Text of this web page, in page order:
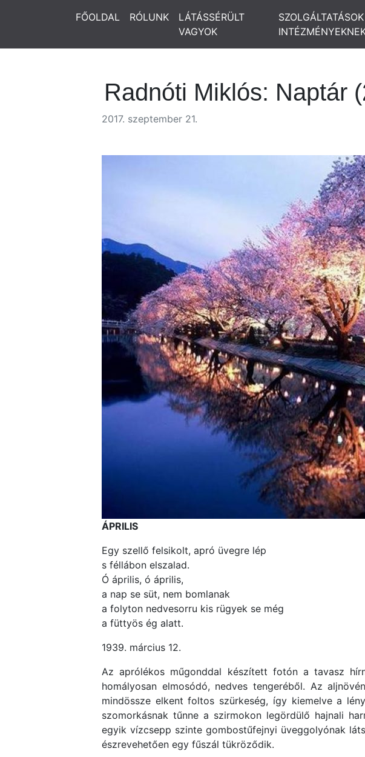
FŐOLDAL RÓLUNK
LÁTÁSSÉRÜLT
VAGYOK
SZOLGÁLTATÁSOK
Radnóti Miklós: Naptár
2017. szeptember 21.
ÁPRILIS
Egy szellő felsikolt, apró üvegre lép
s féllábon elszalad.
Ó április, ó április,
a nap se süt, nem bomlanak
a folyton nedvesorru kis rügyek se még
a füttyös ég alatt.
1939. március 12.
Az aprólékos műgonddal készített fotón a tavasz
homályosan elmosódó, nedves tengeréből. Az
mindössze elkent foltos szürkeség, így kiemelve a
szomorkásnak tűnne a szirmokon legördülő hajnali
egyik vízcsepp szinte gombostűfejnyi üveggolyónak
észrevehetően egy fűszál tükröződik.